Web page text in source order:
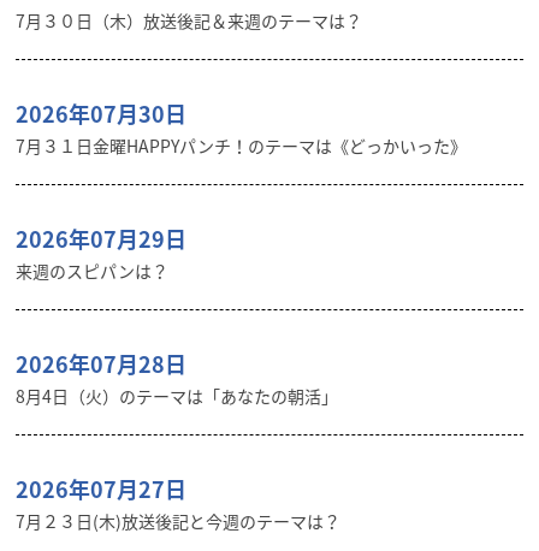
7月３０日（木）放送後記＆来週のテーマは？
2026年07月30日
7月３１日金曜HAPPYパンチ！のテーマは《どっかいった》
2026年07月29日
来週のスピパンは？
2026年07月28日
8月4日（火）のテーマは「あなたの朝活」
2026年07月27日
7月２３日(木)放送後記と今週のテーマは？